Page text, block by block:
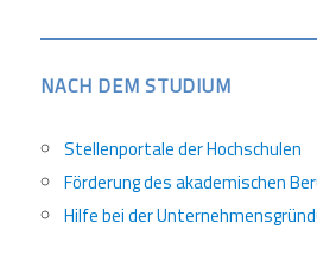
NACH DEM STUDIUM
Stellenportale der Hochschulen
Förderung des akademischen
Hilfe bei der